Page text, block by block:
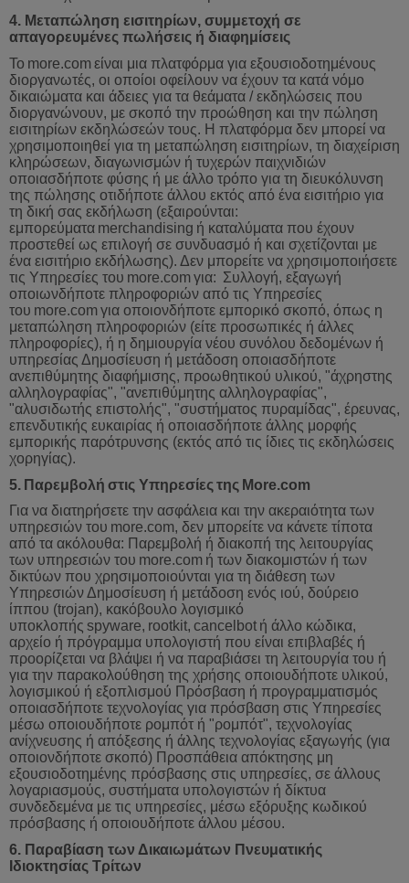
4. Μεταπώληση εισιτηρίων, συμμετοχή σε
απαγορευμένες πωλήσεις ή διαφημίσεις
Το more.comείναι μια πλατφόρμα για εξουσιοδοτημένους
διοργανωτές, οι οποίοι οφείλουν να έχουν τα κατά νόμο
δικαιώματα και άδειες για τα θεάματα /εκδηλώσεις που
διοργανώνουν, με σκοπό την προώθηση και την πώληση
εισιτηρίων εκδηλώσεών τους. Η πλατφόρμα δεν μπορεί να
χρησιμοποιηθεί για τη μεταπώληση εισιτηρίων, τη διαχείριση
κληρώσεων, διαγωνισμών ή τυχερών παιχνιδιών
οποιασδήποτε φύσης ή με άλλο τρόπο για τη διευκόλυνση
της πώλησης οτιδήποτε άλλου εκτός από ένα εισιτήριο για
τη δική σας εκδήλωση (εξαιρούνται:
εμπορεύματα merchandising ή καταλύματα που έχουν
προστεθεί ως επιλογή σε συνδυασμό ή και σχετίζονται με
ένα εισιτήριο εκδήλωσης). Δεν μπορείτε να χρησιμοποιήσετε
τις Υπηρεσίες του more.comγια: Συλλογή, εξαγωγή
οποιωνδήποτε πληροφοριών από τις Υπηρεσίες
του more.comγια οποιονδήποτε εμπορικό σκοπό, όπως η
μεταπώληση πληροφοριών (είτε προσωπικές ή άλλες
πληροφορίες), ή η δημιουργία νέου συνόλου δεδομένων ή
υπηρεσίας Δημοσίευση ή μετάδοση οποιασδήποτε
ανεπιθύμητης διαφήμισης, προωθητικού υλικού, "άχρηστης
αλληλογραφίας", "ανεπιθύμητης αλληλογραφίας",
"αλυσιδωτής επιστολής", "συστήματος πυραμίδας", έρευνας,
επενδυτικής ευκαιρίας ή οποιασδήποτε άλλης μορφής
εμπορικής παρότρυνσης (εκτός από τις ίδιες τις εκδηλώσεις
χορηγίας).
5. Παρεμβολή στις Υπηρεσίες της More.com
Για να διατηρήσετε την ασφάλεια και την ακεραιότητα των
υπηρεσιών του more.com, δεν μπορείτε να κάνετε τίποτα
από τα ακόλουθα: Παρεμβολή ή διακοπή της λειτουργίας
των υπηρεσιών του more.com ή των διακομιστών ή των
δικτύων που χρησιμοποιούνται για τη διάθεση των
ΥπηρεσιώνΔημοσίευση ή μετάδοση ενός ιού, δούρειο
ίππου (trojan), κακόβουλο λογισμικό
υποκλοπής spyware, rootkit, cancelbot ή άλλο κώδικα,
αρχείο ή πρόγραμμα υπολογιστή που είναι επιβλαβές ή
προορίζεται να βλάψει ή να παραβιάσει τη λειτουργία του ή
για την παρακολούθηση της χρήσης οποιουδήποτε υλικού,
λογισμικού ή εξοπλισμού Πρόσβαση ή προγραμματισμός
οποιασδήποτε τεχνολογίας για πρόσβαση στις Υπηρεσίες
μέσω οποιουδήποτε ρομπότ ή "ρομπότ", τεχνολογίας
ανίχνευσης ή απόξεσης ή άλλης τεχνολογίας εξαγωγής (για
οποιονδήποτε σκοπό) Προσπάθεια απόκτησης μη
εξουσιοδοτημένης πρόσβασης στις υπηρεσίες, σε άλλους
λογαριασμούς, συστήματα υπολογιστών ή δίκτυα
συνδεδεμένα με τις υπηρεσίες, μέσω εξόρυξης κωδικού
πρόσβασης ή οποιουδήποτε άλλου μέσου.
6. Παραβίαση των Δικαιωμάτων Πνευματικής
Ιδιοκτησίας Τρίτων